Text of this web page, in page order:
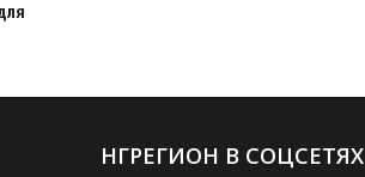
НГРЕГИОН В СОЦСЕТЯХ